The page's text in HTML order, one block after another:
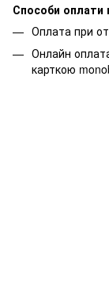
Способи оплати
Оплата при
Онлайн
карткою